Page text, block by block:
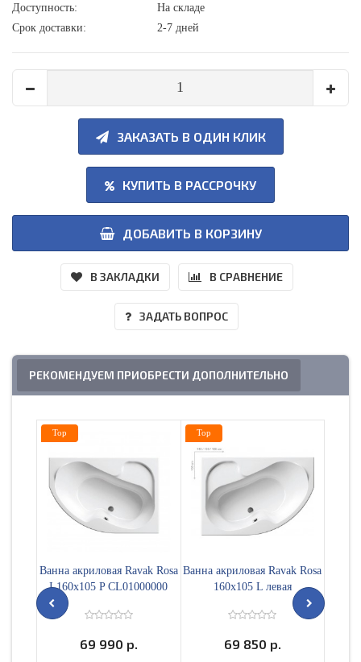
Доступность:
На складе
Срок доставки:
2-7 дней
ЗАКАЗАТЬ В ОДИН КЛИК
КУПИТЬ В РАССРОЧКУ
ДОБАВИТЬ В КОРЗИНУ
В ЗАКЛАДКИ В СРАВНЕНИЕ
ЗАДАТЬ ВОПРОС
РЕКОМЕНДУЕМ ПРИОБРЕСТИ ДОПОЛНИТЕЛЬНО
Ванна акриловая Ravak Rosa
I 160x105 P CL01000000
69 990 р.
Top
Ванна акриловая Ravak Rosa
160х105 L левая
69 850 р.
Top